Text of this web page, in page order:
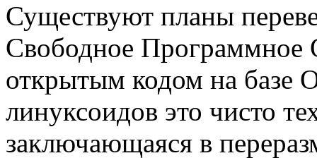
Существуют планы
Свободное Программное
открытым кодом на
линуксоидов это чисто
заключающаяся в